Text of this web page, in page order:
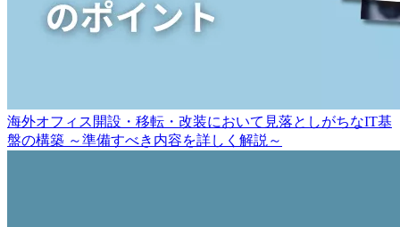
海外オフィス開設・移転・改装において見落としがちなIT基
盤の構築 ～準備すべき内容を詳しく解説～